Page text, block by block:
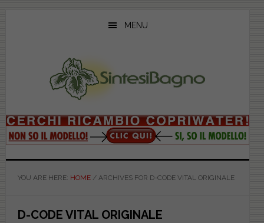
MENU
YOU ARE HERE: HOME /ARCHIVES FOR D-CODE VITAL ORIGINALE
D-CODE VITAL ORIGINALE